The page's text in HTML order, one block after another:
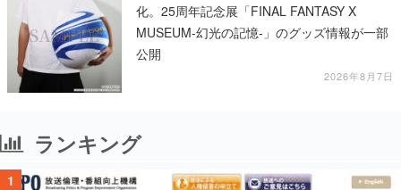
化。25周年記念展「FINAL FANTASY X
MUSEUM-幻光の記憶-」のグッズ情報が一部
公開
2026年8月7日
ランキング
1